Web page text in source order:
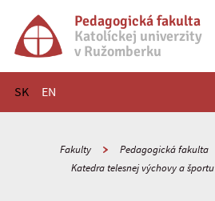
Pedagogická fakulta
Katolíckej univerzity
v Ružomberku
SK EN
Hlavné menu
Fakulty Pedagogická fakulta
Katedra telesnej výchovy a športu